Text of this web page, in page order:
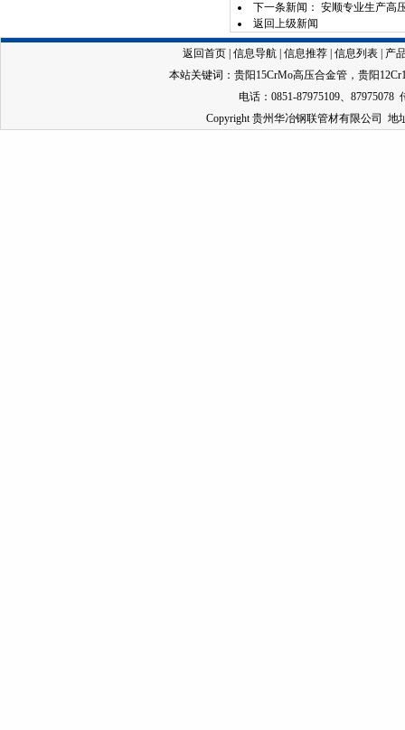
下一条新闻： 安顺专业生产高
返回上级新闻
返回首页 信息导航 信息推荐 信息列表
产
本站关键词： 贵阳15CrMo高压合金管 ， 贵阳
电话：0851-87975109、87975078
Copyright 贵州华冶钢联管材有限公司